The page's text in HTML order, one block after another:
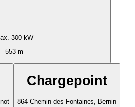
300 kW
553 m
Chargepoint
864 Chemin des Fontaines, Bernin